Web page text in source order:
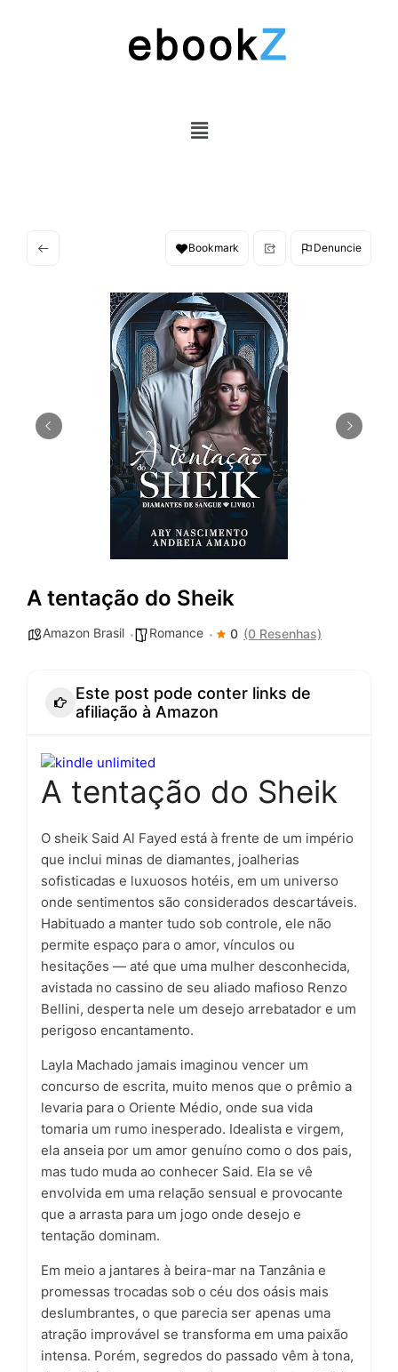
Bookmark Denuncie
A tentação do Sheik
Amazon Brasil Romance 0 (0 Resenhas)
Este post pode conter links de
afiliação à Amazon
A tentação do Sheik
O sheik Said Al Fayed está à frente de um império
que inclui minas de diamantes, joalherias
sofisticadas e luxuosos hotéis, em um universo
onde sentimentos são considerados descartáveis.
Habituado a manter tudo sob controle, ele não
permite espaço para o amor, vínculos ou
hesitações — até que uma mulher desconhecida,
avistada no cassino de seu aliado mafioso Renzo
Bellini, desperta nele um desejo arrebatador e um
perigoso encantamento.
Layla Machado jamais imaginou vencer um
concurso de escrita, muito menos que o prêmio a
levaria para o Oriente Médio, onde sua vida
tomaria um rumo inesperado. Idealista e virgem,
ela anseia por um amor genuíno como o dos pais,
mas tudo muda ao conhecer Said. Ela se vê
envolvida em uma relação sensual e provocante
que a arrasta para um jogo onde desejo e
tentação dominam.
Em meio a jantares à beira-mar na Tanzânia e
promessas trocadas sob o céu dos oásis mais
deslumbrantes, o que parecia ser apenas uma
atração improvável se transforma em uma paixão
intensa. Porém, segredos do passado vêm à tona,